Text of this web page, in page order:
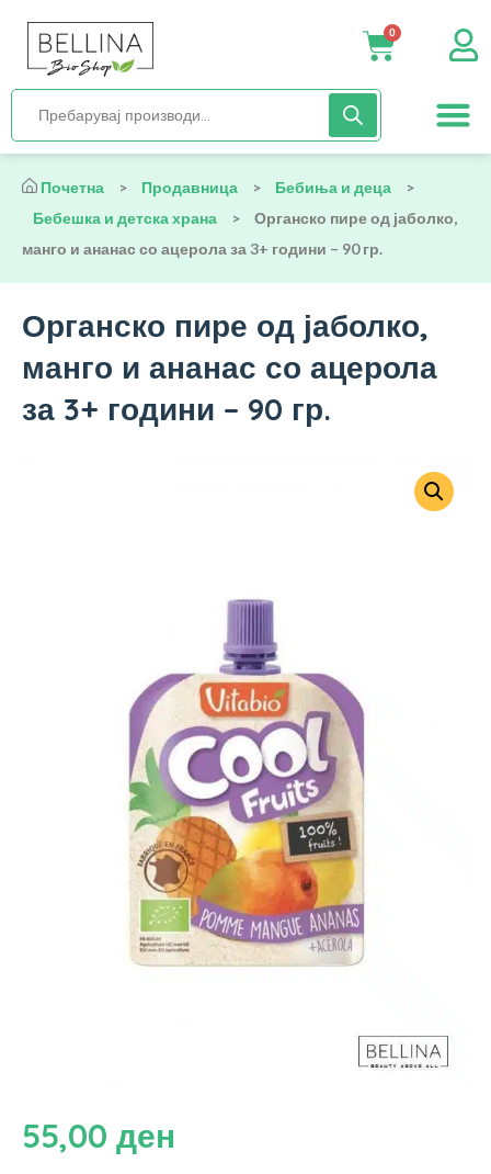
0
Почетна > Продавница > Бебиња и деца
>
Бебешка и детска храна
>
Органско пире од јаболко,
манго и ананас со ацерола за 3+ години – 90 гр.
Органско пире од јаболко,
манго и ананас со ацерола
за 3+ години – 90 гр.
55,00 ден